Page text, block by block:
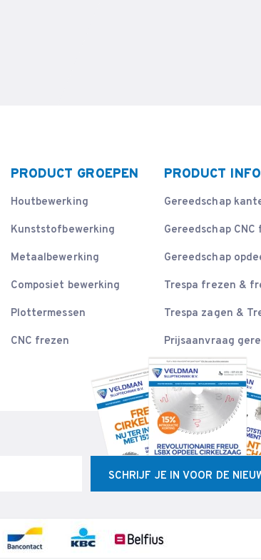
PRODUCT GROEPEN
Houtbewerking
Kunststofbewerking
Metaalbewerking
Composiet bewerking
Plottermessen
CNC frezen
PRODUCT INFO
Gereedschap
Gereedschap
Gereedschap
Trespa frezen &
Trespa zagen &
Prijsaanvraag
SCHRIJF JE IN VOOR DE